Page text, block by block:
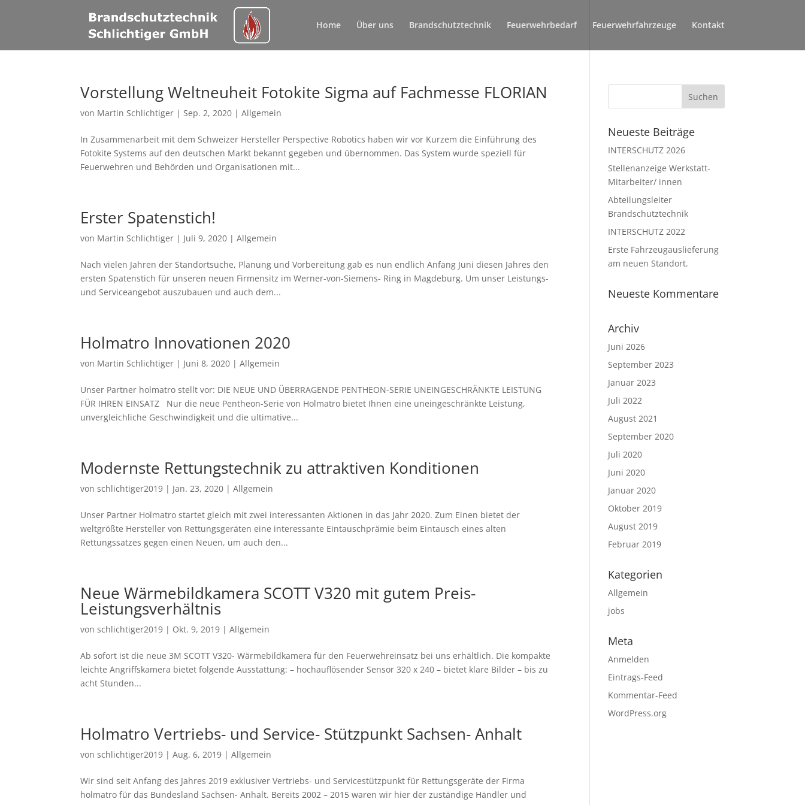
Home Über uns Brandschutztechnik Feuerwehrbedarf Feuerwehrfahrzeuge Kontakt
Vorstellung Weltneuheit Fotokite Sigma auf Fachmesse FLORIAN
von Martin Schlichtiger |Sep. 2, 2020 |Allgemein
In Zusammenarbeit mit dem Schweizer Hersteller Perspective Robotics haben wir vor Kurzem die Einführung des
Fotokite Systems auf den deutschen Markt bekannt gegeben und übernommen. Das System wurde speziell für
Feuerwehren und Behörden und Organisationen mit...
Erster Spatenstich!
von Martin Schlichtiger | Juli 9, 2020 |Allgemein
Nach vielen Jahren der Standortsuche, Planung und Vorbereitung gab es nun endlich Anfang Juni diesen Jahres den
ersten Spatenstich für unseren neuen Firmensitz im Werner-von-Siemens- Ring in Magdeburg. Um unser Leistungs-
und Serviceangebot auszubauen und auch dem...
Holmatro Innovationen 2020
von Martin Schlichtiger | Juni 8, 2020 |Allgemein
Unser Partner holmatro stellt vor: DIE NEUE UND ÜBERRAGENDE PENTHEON-SERIE UNEINGESCHRÄNKTE LEISTUNG
FÜR IHREN EINSATZ Nur die neue Pentheon-Serie von Holmatro bietet Ihnen eine uneingeschränkte Leistung,
unvergleichliche Geschwindigkeit und die ultimative...
Modernste Rettungstechnik zu attraktiven Konditionen
vonschlichtiger2019 | Jan. 23, 2020 |Allgemein
Unser Partner Holmatro startet gleich mit zwei interessanten Aktionen in das Jahr 2020. Zum Einen bietet der
weltgrößte Hersteller von Rettungsgeräten eine interessante Eintauschprämie beim Eintausch eines alten
Rettungssatzes gegen einen Neuen, um auch den...
Neue Wärmebildkamera SCOTT V320 mit gutem Preis-
Leistungsverhältnis
vonschlichtiger2019 | Okt. 9, 2019 |Allgemein
Ab sofort ist die neue 3M SCOTT V320- Wärmebildkamera für den Feuerwehreinsatz bei uns erhältlich. Die kompakte
leichte Angriffskamera bietet folgende Ausstattung: – hochauflösender Sensor 320 x 240 – bietet klare Bilder – bis zu
acht Stunden...
Holmatro Vertriebs- und Service- Stützpunkt Sachsen- Anhalt
vonschlichtiger2019 |Aug. 6, 2019 |Allgemein
Wir sind seit Anfang des Jahres 2019 exklusiver Vertriebs- und Servicestützpunkt für Rettungsgeräte der Firma
holmatro für das Bundesland Sachsen- Anhalt. Bereits 2002 – 2015 waren wir hier der zuständige Händler und
Neueste Beiträge
INTERSCHUTZ 2026
Stellenanzeige Werkstatt-
Mitarbeiter/ innen
Abteilungsleiter
Brandschutztechnik
INTERSCHUTZ 2022
Erste Fahrzeugauslieferung
am neuen Standort.
Neueste Kommentare
Archiv
Juni 2026
September 2023
Januar 2023
Juli 2022
August 2021
September 2020
Juli 2020
Juni 2020
Januar 2020
Oktober 2019
August 2019
Februar 2019
Kategorien
Allgemein
jobs
Meta
Anmelden
Eintrags-Feed
Kommentar-Feed
WordPress.org